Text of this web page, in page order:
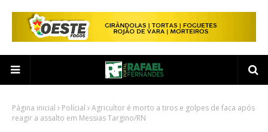
Página inicial Polícial
Agricultor é morto a tiros e golpes de faca após
reagir a assalto em Messias Targino/RN